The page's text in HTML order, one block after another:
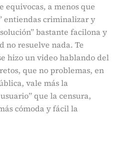
equivocas, a menos que
entiendas criminalizar y
bastante facilona y
no resuelve nada. Te
hizo un video hablando del
que no problemas, en
vale más la
que la censura,
cómoda y fácil la